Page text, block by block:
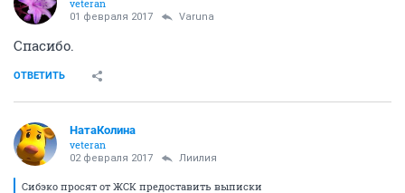
veteran
01 февраля 2017 Varuna
Спасибо.
ОТВЕТИТЬ
НатаКолина
veteran
02 февраля 2017 Лиилия
Сибэко просят от ЖСК предоставить выписки